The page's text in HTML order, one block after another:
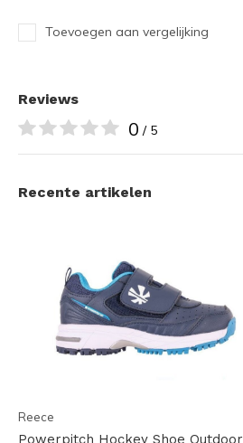
Toevoegen aan vergelijking
Reviews
0 / 5
Recente artikelen
Reece
Powerpitch Hockey Shoe Outdoor